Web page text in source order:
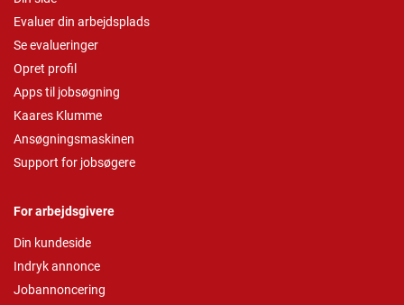
Evaluer din arbejdsplads
Se evalueringer
Opret profil
Apps til jobsøgning
Kaares Klumme
Ansøgningsmaskinen
Support for jobsøgere
For arbejdsgivere
Din kundeside
Indryk annonce
Jobannoncering